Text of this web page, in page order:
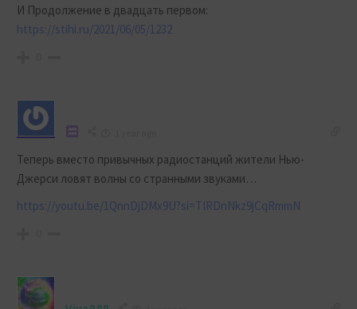
И Продолжение в двадцать первом:
https://stihi.ru/2021/06/05/1232
Теперь вместо привычных радиостанций жители Нью-
Джерси ловят волны со странными звуками…
https://youtu.be/1QnnDjDMx9U?si=TIRDnNkz9jCqRmmN